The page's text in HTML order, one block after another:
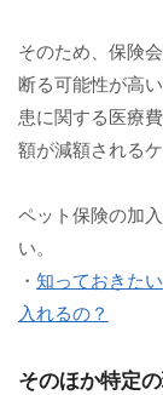
そのため、保険
断る可能性が高
患に関する医療
額が減額される
ペット保険の加
い。
・ 知っておきた
入れるの？
そのほか特定